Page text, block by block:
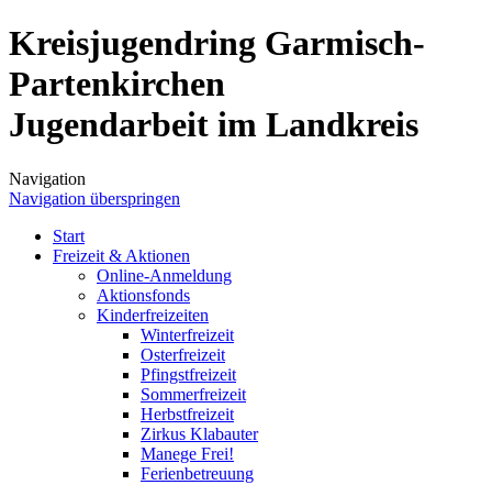
Kreisjugendring Garmisch-
Partenkirchen
Jugendarbeit im Landkreis
Navigation
Navigation überspringen
Start
Freizeit & Aktionen
Online-Anmeldung
Aktionsfonds
Kinderfreizeiten
Winterfreizeit
Osterfreizeit
Pfingstfreizeit
Sommerfreizeit
Herbstfreizeit
Zirkus Klabauter
Manege Frei!
Ferienbetreuung